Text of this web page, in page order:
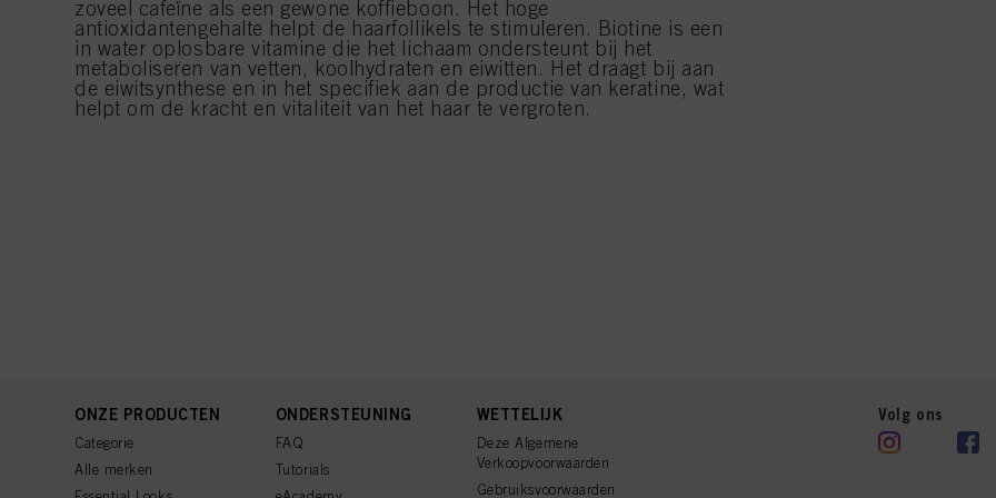
zoveel cafeïne als een gewone koffieboon. Het hoge
antioxidantengehalte helpt de haarfollikels te stimuleren. Biotine is een
in water oplosbare vitamine die het lichaam ondersteunt bij het
metaboliseren van vetten, koolhydraten en eiwitten. Het draagt bij aan
de eiwitsynthese en in het specifiek aan de productie van keratine, wat
helpt om de kracht en vitaliteit van het haar te vergroten.
ONZE PRODUCTEN
Categorie
Alle merken
ONDERSTEUNING
FAQ
Tutorials
WETTELIJK
Deze Algemene
Verkoopvoorwaarden
Gebruiksvoorwaarden
Volg ons